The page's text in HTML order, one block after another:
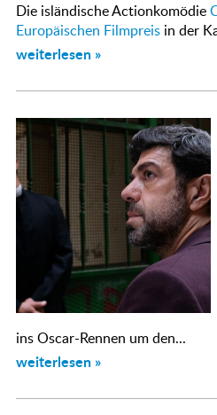
Die isländische Actionkomödie
Europäischen Filmpreisin der
weiterlesen »
ins Oscar-Rennen um den...
weiterlesen »